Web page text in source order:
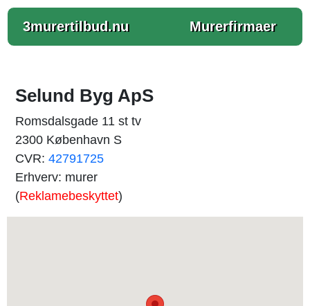
3murertilbud.nu Murerfirmaer
Selund Byg ApS
Romsdalsgade 11 st tv
2300 København S
CVR: 42791725
Erhverv: murer
(Reklamebeskyttet)